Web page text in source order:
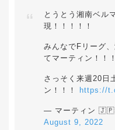
とうとう湘南ベル
現！！！！！
みんなでFリーグ
てマーティン！！！
さっそく来週20日
ン！！！
https://
— マーティン
August 9, 2022